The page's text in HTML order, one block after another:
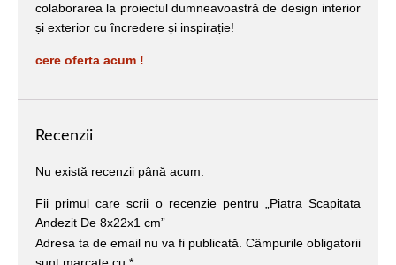
colaborarea la proiectul dumneavoastră de design interior
și exterior cu încredere și inspirație!
cere oferta acum !
Recenzii
Nu există recenzii până acum.
Fii primul care scrii o recenzie pentru „Piatra Scapitata
Andezit De 8x22x1 cm”
Adresa ta de email nu va fi publicată. Câmpurile obligatorii